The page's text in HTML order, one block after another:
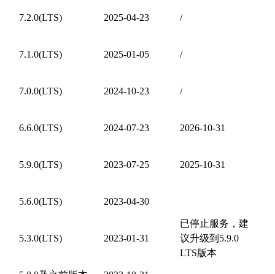
7.2.0(LTS) 2025-04-23 /
7.1.0(LTS) 2025-01-05 /
7.0.0(LTS) 2024-10-23 /
6.6.0(LTS) 2024-07-23 2026-10-31
5.9.0(LTS) 2023-07-25 2025-10-31
5.6.0(LTS) 2023-04-30
已停止服务，建
议升级到5.9.0
LTS版本
5.3.0(LTS) 2023-01-31